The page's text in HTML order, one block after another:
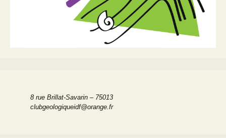
8 rue Brillat-Savarin – 75013
clubgeologiqueidf@orange.fr